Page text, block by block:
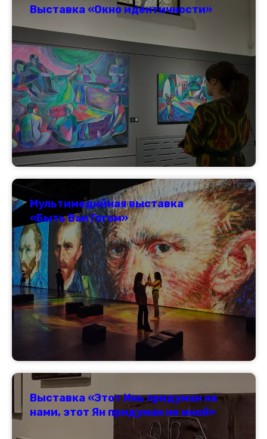
Выставка «Окно идентичности»
Мультимедийная выставка
«Быть Ван Гогом»
Выставка «Этот Инь придуман не
нами, этот Ян придуман не мной»